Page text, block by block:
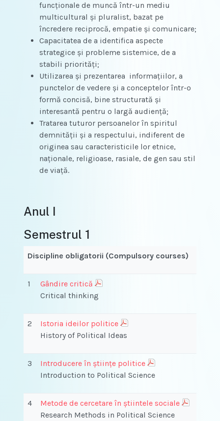
funcţionale de muncă într-un mediu
multicultural şi pluralist, bazat pe
încredere reciprocă, empatie şi comunicare;
Capacitatea de a identifica aspecte
strategice şi probleme sistemice, de a
stabili priorităţi;
Utilizarea şi prezentarea informaţiilor, a
punctelor de vedere şi a conceptelor într-o
formă concisă, bine structurată şi
interesantă pentru o largă audienţă;
Tratarea tuturor persoanelor în spiritul
demnităţii şi a respectului, indiferent de
originea sau caracteristicile lor etnice,
naţionale, religioase, rasiale, de gen sau stil
de viaţă.
Anul I
Semestrul 1
Discipline obligatorii (Compulsory courses)
1
Gândire critică
Critical thinking
2
Istoria ideilor politice
History of Political Ideas
3
Introducere în ştiinţe politice
Introduction to Political Science
4
Metode de cercetare în știintele sociale
Research Methods in Political Science